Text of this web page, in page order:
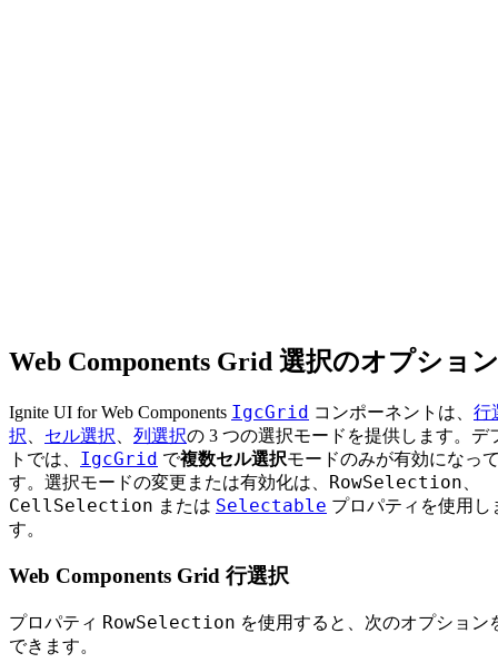
Web Components Grid 選択のオプション
Ignite UI for Web Components IgcGrid コンポーネントは、 行
択
セル選択 列選択の 3 つの選択モードを提供します。デ
トでは、 IgcGrid で複数セル選択モードのみが有効になっ
す。選択モードの変更または有効化は、 RowSelection
CellSelection または Selectable プロパティを使用し
す。
Web Components Grid 行選択
プロパティ RowSelection を使用すると、次のオプション
できます。